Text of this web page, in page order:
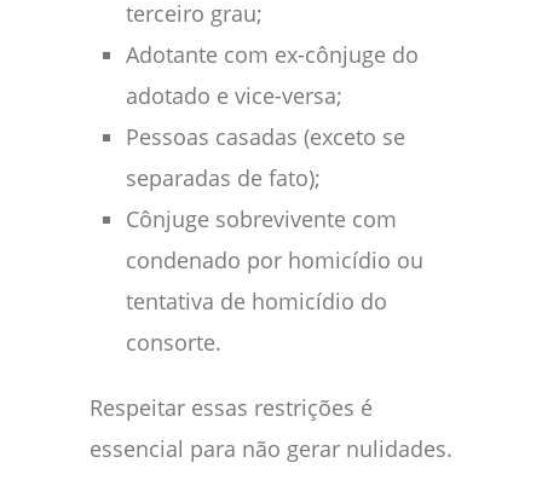
terceiro grau;
Adotante com ex-cônjuge do
adotado e vice-versa;
Pessoas casadas (exceto se
separadas de fato);
Cônjuge sobrevivente com
condenado por homicídio ou
tentativa de homicídio do
consorte.
Respeitar essas restrições é
essencial para não gerar nulidades.